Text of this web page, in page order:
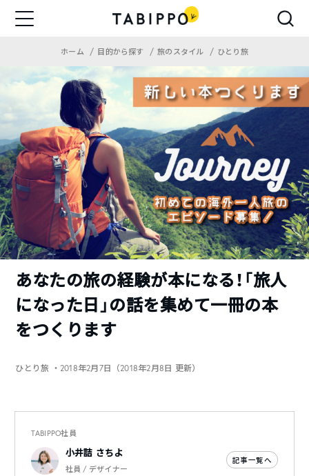
ホーム 目的から探す 旅のスタイル ひとり旅
あなたの旅の経験が本になる！「旅人
になった日」の話を集めて一冊の本
をつくります
ひとり旅 ・2018年2月7日（2018年2月8日 更新）
TABIPPO社員
小井詰 さちよ
社員 / デザイナー
記事一覧へ